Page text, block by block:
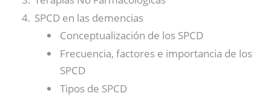
SPCD en las demencias
Conceptualización de los SPCD
Frecuencia, factores e importancia de los
SPCD
Tipos de SPCD